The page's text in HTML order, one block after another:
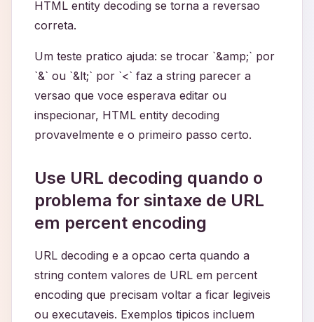
HTML entity decoding se torna a reversao
correta.
Um teste pratico ajuda: se trocar `&amp;` por
`&` ou `&lt;` por `<` faz a string parecer a
versao que voce esperava editar ou
inspecionar, HTML entity decoding
provavelmente e o primeiro passo certo.
Use URL decoding quando o
problema for sintaxe de URL
em percent encoding
URL decoding e a opcao certa quando a
string contem valores de URL em percent
encoding que precisam voltar a ficar legiveis
ou executaveis. Exemplos tipicos incluem